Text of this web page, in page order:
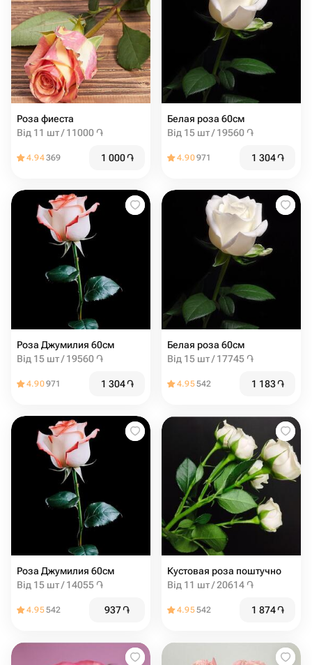
Роза фиеста
Від 11 шт / 11000 ֏
4.94369 1 000֏
Белая роза 60см
Від 15 шт / 19560 ֏
4.90971 1 304֏
Роза Джумилия 60см
Від 15 шт / 19560 ֏
4.90971 1 304֏
Белая роза 60см
Від 15 шт / 17745 ֏
4.95542 1 183֏
Роза Джумилия 60см
Від 15 шт / 14055 ֏
4.95542 937֏
Кустовая роза поштучно
Від 11 шт / 20614 ֏
4.95542 1 874֏